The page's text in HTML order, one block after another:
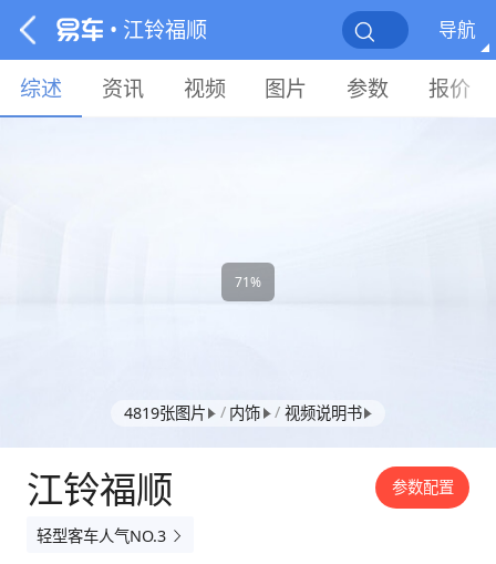
• 江铃福顺 导航
综述 资讯 视频 图片 参数 报价
71%
4819张图片 / 内饰 / 视频说明书
江铃福顺 参数配置
轻型客车人气NO.3